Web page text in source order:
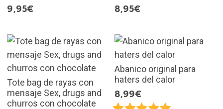
9,95€
8,95€
Tote bag de rayas con
mensaje Sex, drugs and
churros con chocolate
Abanico original para
haters del calor
8,99€